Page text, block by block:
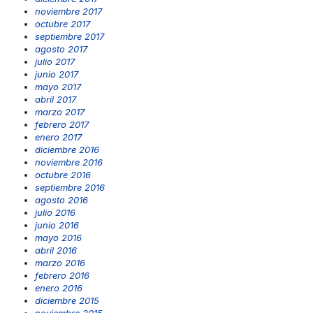
noviembre 2017
octubre 2017
septiembre 2017
agosto 2017
julio 2017
junio 2017
mayo 2017
abril 2017
marzo 2017
febrero 2017
enero 2017
diciembre 2016
noviembre 2016
octubre 2016
septiembre 2016
agosto 2016
julio 2016
junio 2016
mayo 2016
abril 2016
marzo 2016
febrero 2016
enero 2016
diciembre 2015